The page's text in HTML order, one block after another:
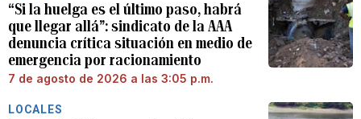
“Si la huelga es el último paso, habrá
que llegar allá”: sindicato de la AAA
denuncia crítica situación en medio de
emergencia por racionamiento
7 de agosto de 2026 a las 3:05 p.m.
LOCALES